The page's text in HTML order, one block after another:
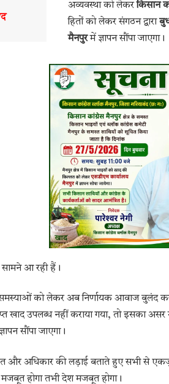
अव्यवस्था को लेकरकिसान
हितों को लेकर संगठन द्वारा
मैनपुरमें ज्ञापन सौंपा जाएगा।
सामने आ रही हैं।
को लेकर अब निर्णायक आवाज बुलंद
खाद उपलब्ध नहीं कराया गया, तो इसका
सौंपा जाएगा।
और अधिकार की लड़ाई बताते हुए सभी से
होगा तभी देश मजबूत होगा।